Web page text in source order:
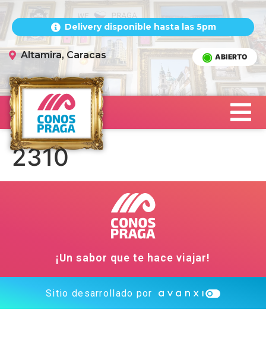
Delivery disponible hasta las 5pm
Altamira, Caracas ABIERTO
2310
¡Un sabor que te hace viajar!
Sitio desarrollado por